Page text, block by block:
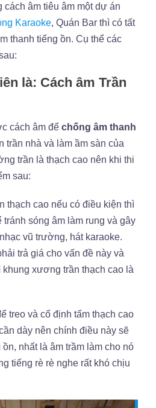
âm tiêu âm một dự án
Karaoke, Quán Bar thì có tất
thanh tiếng ồn. Cụ thể các
là: Cách âm Trần
cách âm để chống âm thanh
trần nhà và làm ầm sàn của
trần là thạch cao nên khi thi
sau:
thạch cao nếu có điều kiện thì
sóng âm làm rung và gây
vũ trường, hát karaoke.
trả giá cho vấn đề này và
khung xương trần thạch cao là
treo và cố định tấm thạch cao
dày nên chính điều này sẽ
ồn, nhất là âm trầm làm cho nó
tiếng rè rè nghe rất khó chịu